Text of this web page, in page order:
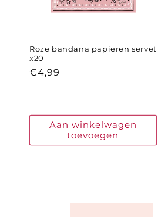
Roze bandana papieren servet
x20
Normale
€4,99
Aan winkelwagen
toevoegen